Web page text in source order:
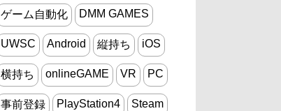
ゲーム自動化 DMM GAMES
UWSC Android 縦持ち iOS
横持ち onlineGAME VR PC
事前登録 PlayStation4 Steam